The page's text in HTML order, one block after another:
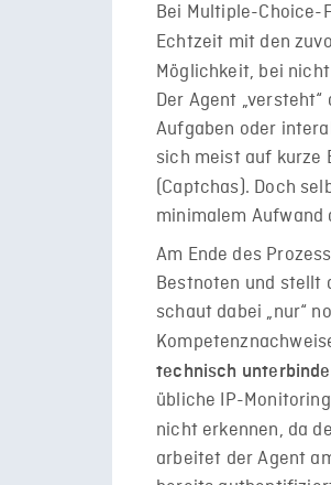
Bei Multiple-Choice-
Echtzeit mit den
Möglichkeit, bei
Der Agent
Aufgaben oder
sich meist auf kurze
(Captchas). Doch
minimalem
Am Ende des
Bestnoten und stellt
schaut dabei „nur“
technisch
übliche IP-
nicht erkennen, da
arbeitet der Agent